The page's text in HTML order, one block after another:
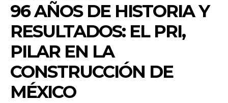
96 AÑOS DE HISTORIA Y
RESULTADOS: EL PRI,
PILAR EN LA
CONSTRUCCIÓN DE
MÉXICO